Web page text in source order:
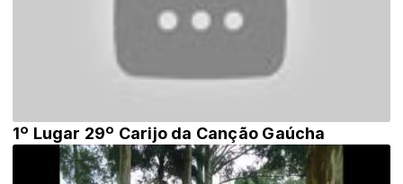
1º Lugar 29º Carijo da Canção Gaúcha